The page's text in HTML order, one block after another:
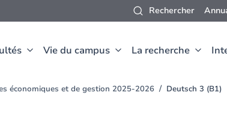
Rechercher
Vie du campus La recherche
économiques et de gestion 2025-2026 Deutsch 3 (B1)